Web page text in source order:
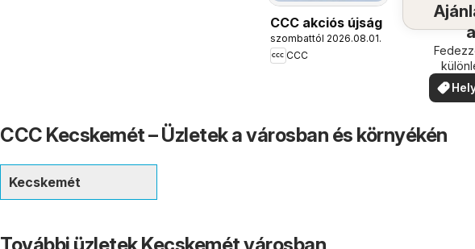
CCC akciós újság
szombattól 2026.08.01.
CCC
a
CCC Kecskemét – Üzletek a városban és környékén
Kecskemét